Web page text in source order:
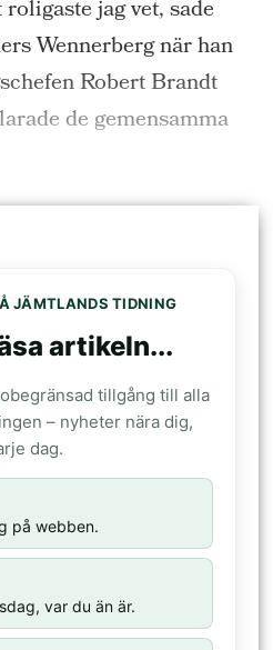
jag vet, sade
Wennerberg när han
Robert Brandt
de gemensamma
JÄMTLANDS TIDNING
artikeln...
tillgång till alla
– nyheter nära dig,
dag.
på webben.
var du än är.